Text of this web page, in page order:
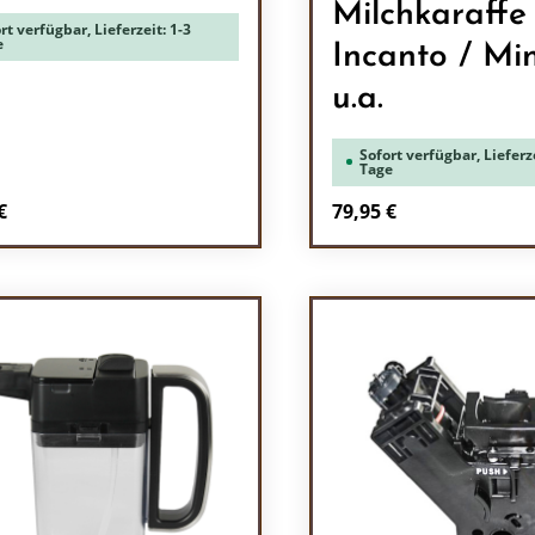
verfügbar, Lieferzeit: 1-3
Preis:
Milchkaraffe
Incanto /
u.a.
Sofort verfügbar,
Tage
Regulärer Preis:
79,95 €